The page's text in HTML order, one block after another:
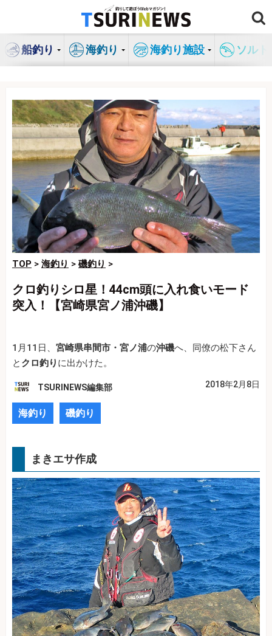
ン
船釣り 海釣り 海釣り施設 ソル
TOP > 海釣り > 磯釣り >
クロ釣りシロ星！44cm頭に入れ食いモード
突入！【宮崎県宮ノ浦沖磯】
1月11日、 宮崎県串間市・宮ノ浦の沖磯へ、同僚の松下さん
と クロ釣り に出かけた。
TSURINEWS編集部 2018年2月8日
海釣り 磯釣り
まきエサ作成